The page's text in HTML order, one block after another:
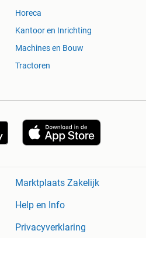
Horeca
Kantoor en Inrichting
Machines en Bouw
Tractoren
Marktplaats Zakelijk
Help en Info
Privacyverklaring